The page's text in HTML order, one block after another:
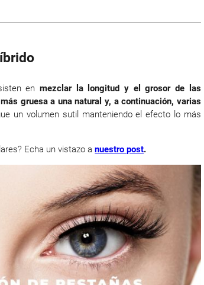
en mezclar la longitud y el grosor de las
gruesa a una natural y, a continuación, varias
un volumen sutil manteniendo el efecto lo más
Echa un vistazo anuestro post.